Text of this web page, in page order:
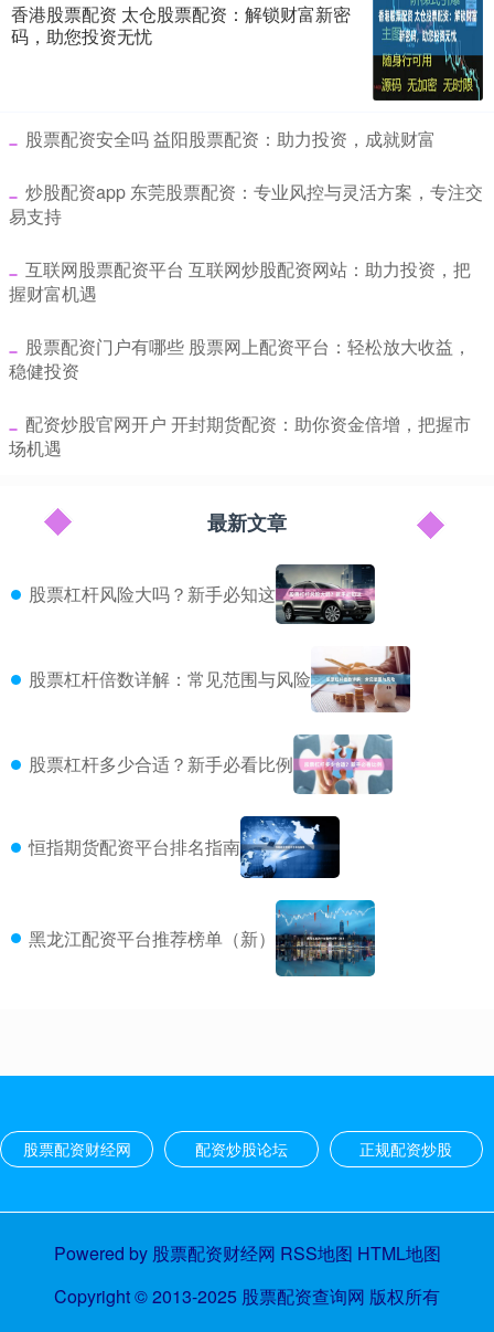
香港股票配资 太仓股票配资：解锁财富新密
码，助您投资无忧
​股票配资安全吗 益阳股票配资：助力投资，成就财富
​炒股配资app 东莞股票配资：专业风控与灵活方案，专注交
易支持
​互联网股票配资平台 互联网炒股配资网站：助力投资，把
握财富机遇
​股票配资门户有哪些 股票网上配资平台：轻松放大收益，
稳健投资
​配资炒股官网开户 开封期货配资：助你资金倍增，把握市
场机遇
最新文章
股票杠杆风险大吗？新手必知这
股票杠杆倍数详解：常见范围与风险
股票杠杆多少合适？新手必看比例
恒指期货配资平台排名指南
黑龙江配资平台推荐榜单（新）
股票配资财经网 配资炒股论坛 正规配资炒股
Powered by 股票配资财经网 RSS地图 HTML地图
Copyright© 2013-2025 股票配资查询网 版权所有